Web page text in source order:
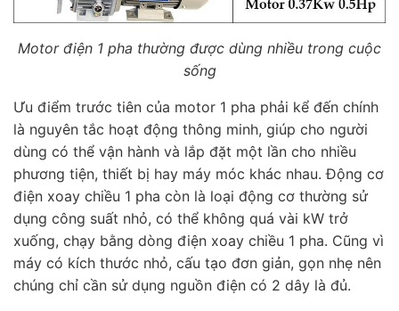
Motor điện 1 pha thường được dùng nhiều trong cuộc
sống
Ưu điểm trước tiên của motor 1 pha phải kể đến chính
là nguyên tắc hoạt động thông minh, giúp cho người
dùng có thể vận hành và lắp đặt một lần cho nhiều
phương tiện, thiết bị hay máy móc khác nhau. Động cơ
điện xoay chiều 1 pha còn là loại động cơ thường sử
dụng công suất nhỏ, có thể không quá vài kW trở
xuống, chạy bằng dòng điện xoay chiều 1 pha. Cũng vì
máy có kích thước nhỏ, cấu tạo đơn giản, gọn nhẹ nên
chúng chỉ cần sử dụng nguồn điện có 2 dây là đủ.